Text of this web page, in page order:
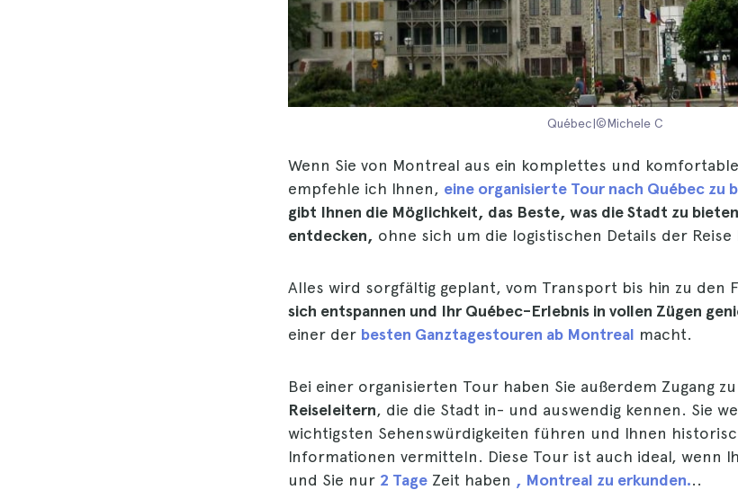
Québec|©Michele C
Wenn Sie von Montreal aus ein komplettes und
empfehle ich Ihnen, eine organisierte Tour nach Québec zu
gibt Ihnen die Möglichkeit, das Beste, was die Stadt zu
entdecken, ohne sich um die logistischen Details der
Alles wird sorgfältig geplant, vom Transport bis hin zu den
sich entspannen und Ihr Québec-Erlebnis in vollen Zügen
einer der besten Ganztagestouren ab Montreal macht.
Bei einer organisierten Tour haben Sie außerdem Zugang zu
Reiseleitern, die die Stadt in- und auswendig kennen. Sie
wichtigsten Sehenswürdigkeiten führen und Ihnen
Informationen vermitteln. Diese Tour ist auch ideal, wenn
und Sie nur 2 Tage Zeit haben , Montreal zu erkunden...